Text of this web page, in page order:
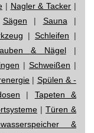
| Nagler & Tacker |
Sägen | Sauna |
| Schleifen |
& Nägel|
| Schweißen |
| Spülen & -
| Tapeten &
| Türen &
&